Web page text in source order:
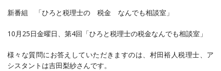
新番組 「ひろと税理士の 税金 なんでも相談室」
10月25日金曜日、第4回「ひろと税理士の税金なんでも相談室」
様々な質問にお答えしていただきますのは、村田裕人税理士、ア
シスタントは吉田梨紗さんです。